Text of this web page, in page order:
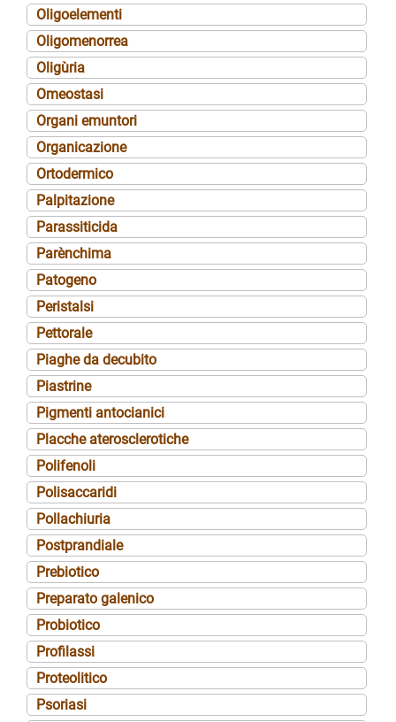
Oligoelementi
Oligomenorrea
Oligùria
Omeostasi
Organi emuntori
Organicazione
Ortodermico
Palpitazione
Parassiticida
Parènchima
Patogeno
Peristalsi
Pettorale
Piaghe da decubito
Piastrine
Pigmenti antocianici
Placche aterosclerotiche
Polifenoli
Polisaccaridi
Pollachiuria
Postprandiale
Prebiotico
Preparato galenico
Probiotico
Profilassi
Proteolitico
Psoriasi